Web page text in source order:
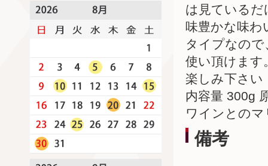
は見ているだ
味豊かな味わ
タイプなの
使い頂けます
楽しみ下さい
内容量 300g
ワインとの
備考